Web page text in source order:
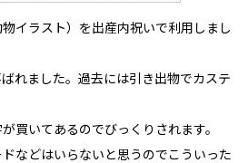
イラスト）を出産内祝いで利用しまし
れました。過去には引き出物でカステ
買いてあるのでびっくりされます。
などはいらないと思うのでこういった